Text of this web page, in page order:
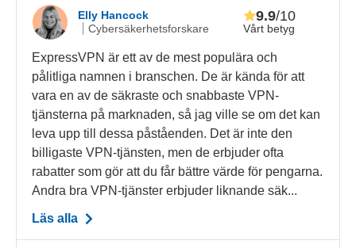
Elly Hancock
Cybersäkerhetsforskare
Vårt betyg
9.9/10
ExpressVPN är ett av de mest populära och
pålitliga namnen i branschen. De är kända för att
vara en av de säkraste och snabbaste VPN-
tjänsterna på marknaden, så jag ville se om det kan
leva upp till dessa påståenden. Det är inte den
billigaste VPN-tjänsten, men de erbjuder ofta
rabatter som gör att du får bättre värde för pengarna.
Andra bra VPN-tjänster erbjuder liknande säk...
Läs alla